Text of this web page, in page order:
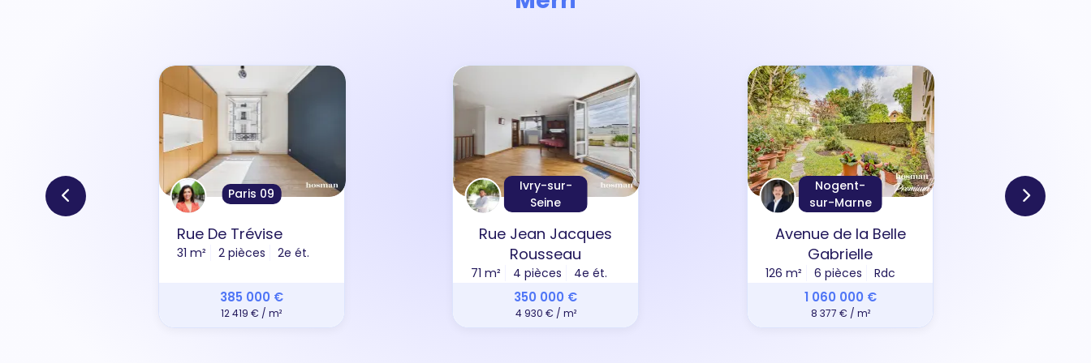
Paris 09
Rue De Trévise
31 m² 2 pièces 2e ét.
385 000 €
12 419 € / m²
Ivry-sur-
Seine
Rue Jean Jacques
Rousseau
71 m² 4 pièces 4e ét.
350 000 €
4 930 € / m²
Nogent-
sur-Marne
Avenue de la Belle
Gabrielle
126 m² 6 pièces Rdc
1 060 000 €
8 377 € / m²